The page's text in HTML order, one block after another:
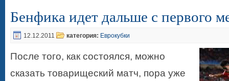
Бенфика идет дальше с первого
12.12.2011 категория: Еврокубки
После того, как состоялся, можно
сказать товарищеский матч, пора уже